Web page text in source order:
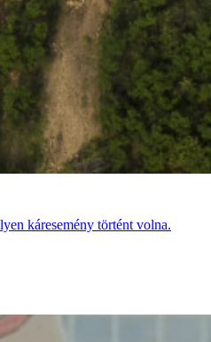
káresemény történt volna.